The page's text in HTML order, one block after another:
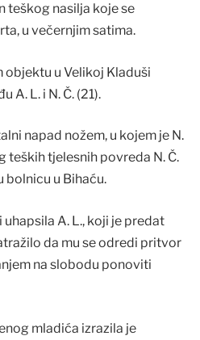
teškog nasilja koje se
u večernjim satima.
u Velikoj Kladuši
A. L. i N. Č. (21).
napad nožem, u kojem je N.
teških tjelesnih povreda N. Č.
bolnicu u Bihaću.
A. L., koji je predat
da mu se odredi pritvor
na slobodu ponoviti
mladića izrazila je